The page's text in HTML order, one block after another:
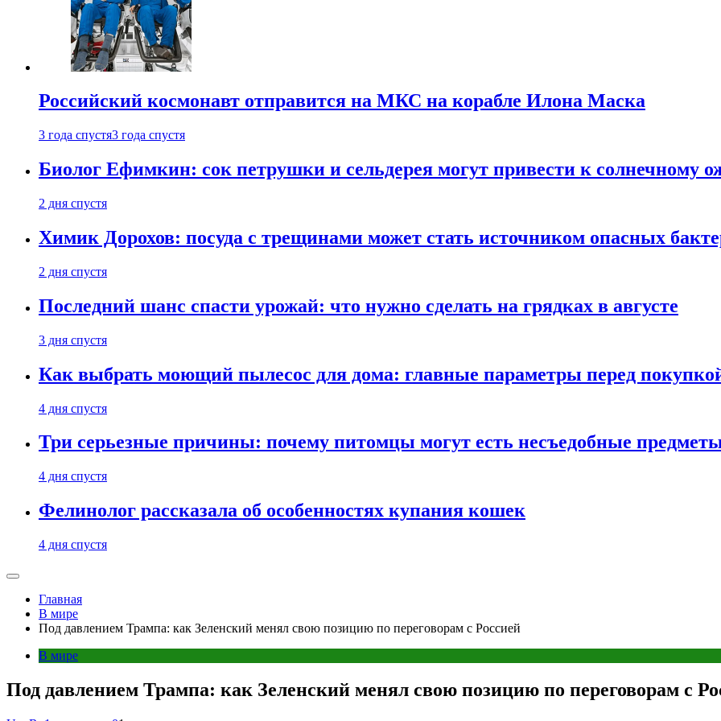
Российский космонавт отправится на МКС на корабле Илона Маска
3 года спустя3 года спустя
Биолог Ефимкин: сок петрушки и сельдерея могут привести к солнечному
2 дня спустя
Химик Дорохов: посуда с трещинами может стать источником опасных
2 дня спустя
Последний шанс спасти урожай: что нужно сделать на грядках в августе
3 дня спустя
Как выбрать моющий пылесос для дома: главные параметры перед
4 дня спустя
Три серьезные причины: почему питомцы могут есть несъедобные
4 дня спустя
Фелинолог рассказала об особенностях купания кошек
4 дня спустя
Главная
В мире
Под давлением Трампа: как Зеленский менял свою позицию по переговорам с Россией
В мире
Под давлением Трампа: как Зеленский менял свою позицию по переговорам с